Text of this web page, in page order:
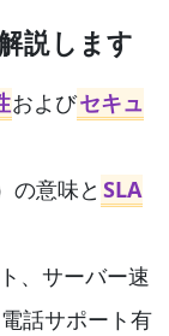
説します
およびセキュ
の意味と SLA
、サーバー速
話サポート有